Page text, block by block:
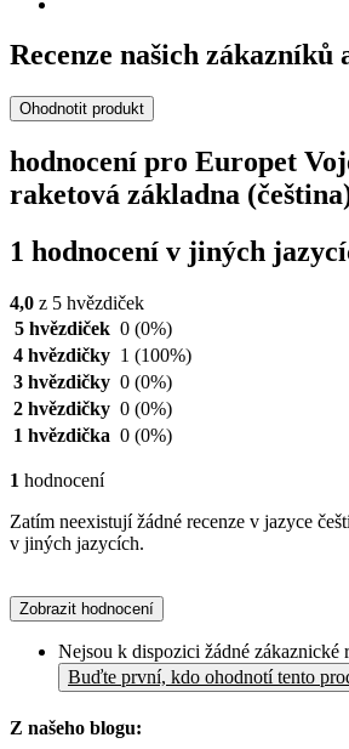
Recenze našich zákazníků
Ohodnotit produkt
hodnocení pro Europet
raketová základna
1 hodnocení v jiných
4,0 z 5 hvězdiček
5 hvězdiček 0 (0%)
4 hvězdičky 1 (100%)
3 hvězdičky 0 (0%)
2 hvězdičky 0 (0%)
1 hvězdička 0 (0%)
1 hodnocení
Zatím neexistují žádné recenze v jazyce
v jiných jazycích.
Zobrazit hodnocení
Nejsou k dispozici žádné zákaznické
Buďte první, kdo ohodnotí tento
Z našeho blogu: